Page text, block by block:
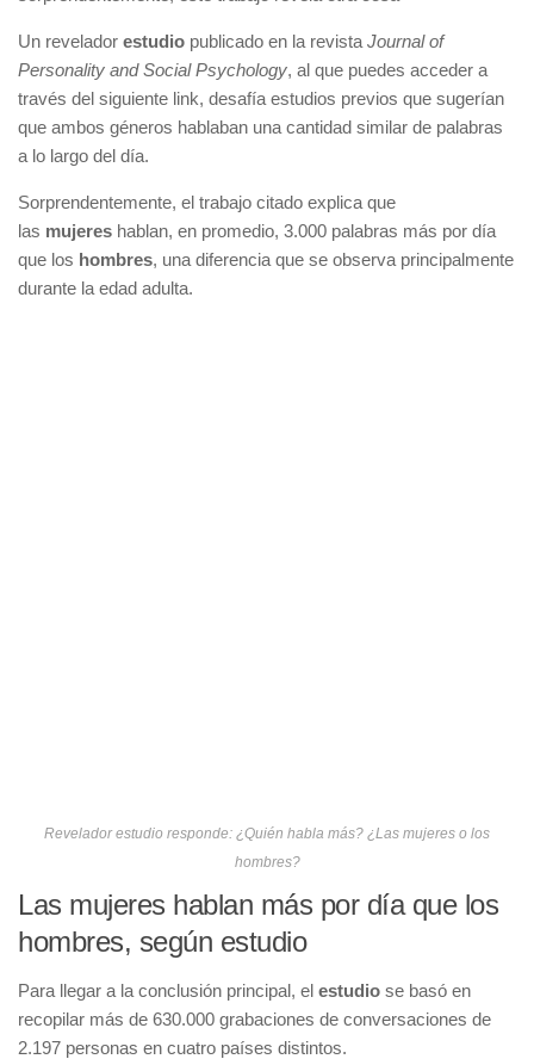
Un revelador estudio publicado en la revista Journal of
Personality and Social Psychology, al que puedes acceder a
través del siguiente link, desafía estudios previos que sugerían
que ambos géneros hablaban una cantidad similar de palabras
a lo largo del día.
Sorprendentemente, el trabajo citado explica que
las mujeres hablan, en promedio, 3.000 palabras más por día
que los hombres, una diferencia que se observa principalmente
durante la edad adulta.
Revelador estudio responde: ¿Quién habla más? ¿Las mujeres o los
hombres?
Las mujeres hablan más por día que los
hombres, según estudio
Para llegar a la conclusión principal, el estudio se basó en
recopilar más de 630.000 grabaciones de conversaciones de
2.197 personas en cuatro países distintos.